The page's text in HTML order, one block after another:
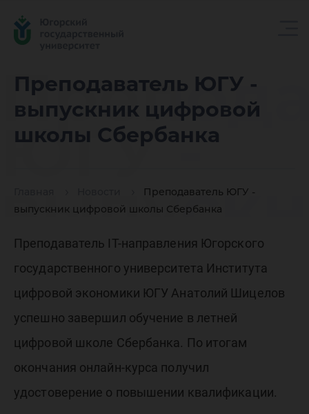
Преподаватель ЮГУ -
выпускник цифровой
школы Сбербанка
Преподаватель ЮГУ -
выпускник цифровой школы Сбербанка
ЮГУ -
школы
Преподаватель IT-направления Югорского
государственного университета Института
цифровой экономики ЮГУ Анатолий Шицелов
успешно завершил обучение в летней
цифровой школе Сбербанка. По итогам
окончания онлайн-курса получил
удостоверение о повышении квалификации.